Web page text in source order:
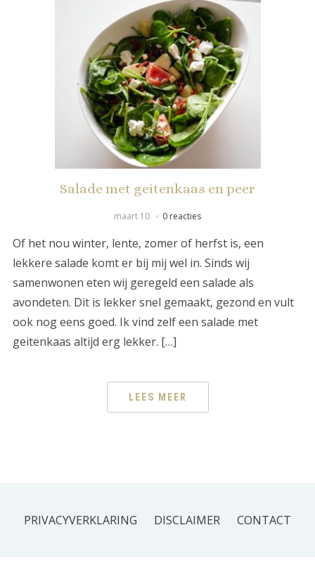
Salade met geitenkaas en peer
maart 10 0 reacties
Of het nou winter, lente, zomer of herfst is, een
lekkere salade komt er bij mij wel in. Sinds wij
samenwonen eten wij geregeld een salade als
avondeten. Dit is lekker snel gemaakt, gezond en vult
ook nog eens goed. Ik vind zelf een salade met
geitenkaas altijd erg lekker. […]
LEES MEER
PRIVACYVERKLARING DISCLAIMER CONTACT